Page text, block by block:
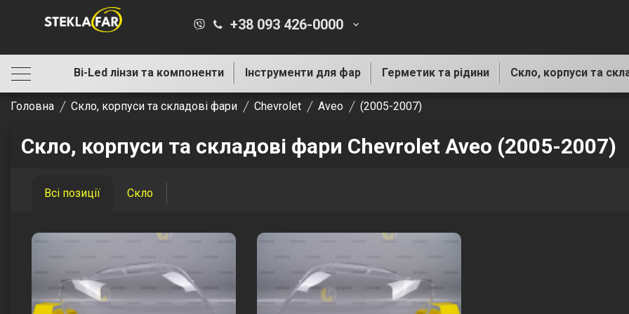
+38 093 426-0000 keyboard_arrow_down
Bi-Led лінзи та компоненти Інструменти для фар Герметик та рідини Скло, корпуси та
Головна Скло, корпуси та складові фари Chevrolet Aveo (2005-2007)
Скло, корпуси та складові фари Chevrolet Aveo (2005-2007)
Всі позиції Скло